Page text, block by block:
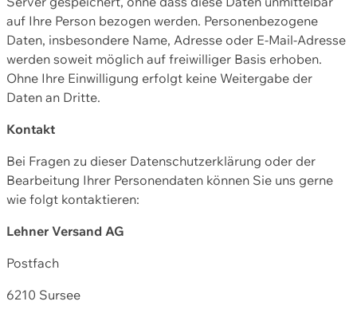
auf Ihre Person bezogen werden. Personenbezogene
Daten, insbesondere Name, Adresse oder E-Mail-Adresse
werden soweit möglich auf freiwilliger Basis erhoben.
Ohne Ihre Einwilligung erfolgt keine Weitergabe der
Daten an Dritte.
Kontakt
Bei Fragen zu dieser Datenschutzerklärung oder der
Bearbeitung Ihrer Personendaten können Sie uns gerne
wie folgt kontaktieren:
Lehner Versand AG
Postfach
6210 Sursee